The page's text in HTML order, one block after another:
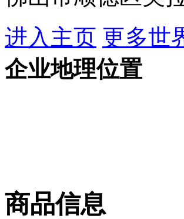
进入主页 更多世
企业地理位置
商品信息